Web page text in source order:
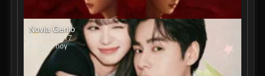
Novia Genio
2026 | T1E17
Estreno hoy